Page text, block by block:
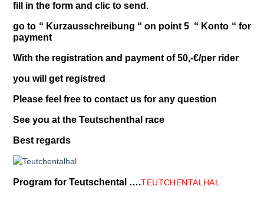
fill in the form and clic to send.
go to “ Kurzausschreibung “ on point 5 “ Konto “ for
payment
With the registration and payment of 50,-€/per rider
you will get registred
Please feel free to contact us for any question
See you at the Teutschenthal race
Best regards
Program for Teutschental ….TEUTCHENTALHAL